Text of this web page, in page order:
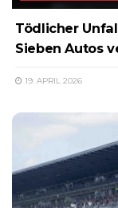
Tödlicher
Sieben Autos
19. APRIL 2026